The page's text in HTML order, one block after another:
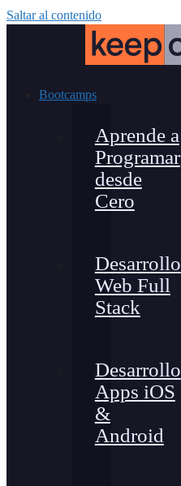
Saltar al contenido
Bootcamps
Aprende a
Programar
desde
Cero
Desarrollo
Web Full
Stack
Desarrollo
Apps iOS
&
Android